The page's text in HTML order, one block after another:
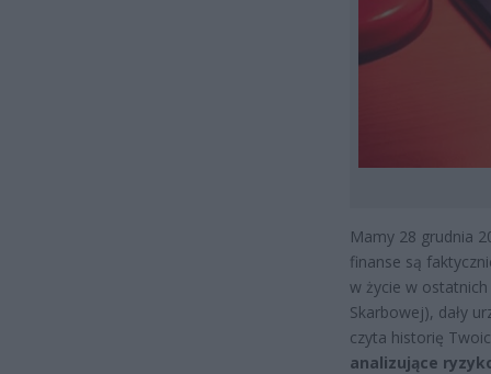
Mamy 28 grudnia
finanse są
w życie w
Skarbowej), dały
czyta historię
analizujące